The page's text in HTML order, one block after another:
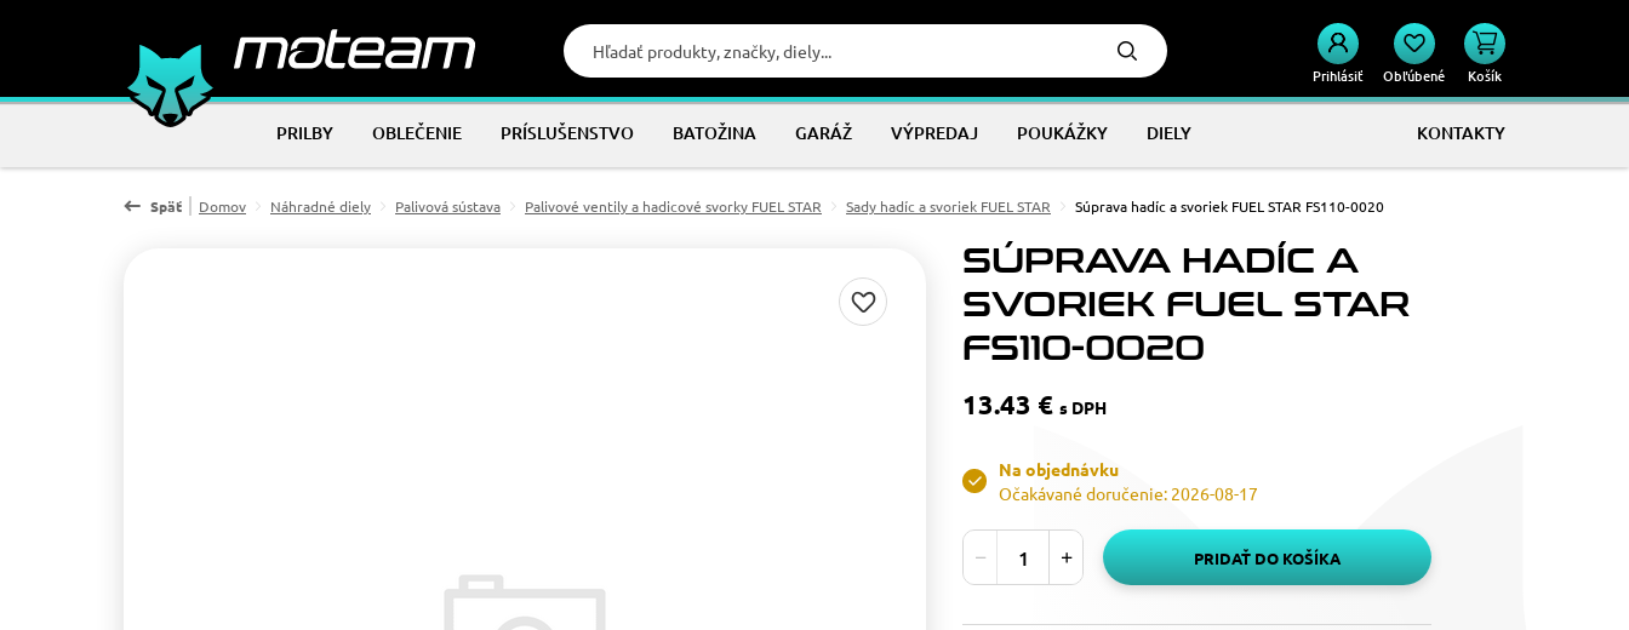
Prihlásiť Obľúbené Košík
PRILBY OBLEČENIE PRÍSLUŠENSTVO BATOŽINA GARÁŽ VÝPREDAJ POUKÁŽKY DIELY KONTAKTY
Späť Domov Náhradné diely Palivová sústava Palivové ventily a hadicové svorky FUEL STAR Sady hadíc a svoriek FUEL STAR Súprava hadíc a svoriek FUEL STAR FS110-0020
SÚPRAVA HADÍC A
SVORIEK FUEL STAR
FS110-0020
13.43 € s DPH
Na objednávku
Očakávané doručenie: 2026-08-17
PRIDAŤ DO KOŠÍKA